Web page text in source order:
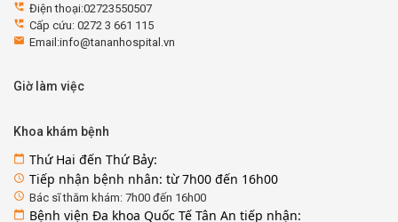
perm_phone_msg Điện thoại:02723550507
perm_phone_msg Cấp cứu: 0272 3 661 115
email Email:info@tananhospital.vn
Giờ làm việc
Khoa khám bệnh
calendar_today Thứ Hai đến Thứ Bảy:
access_time Tiếp nhận bệnh nhân: từ 7h00 đến 16h00
access_time Bác sĩ thăm khám: 7h00 đến 16h00
calendar_today Bệnh viện Đa khoa Quốc Tế Tân An tiếp nhận: